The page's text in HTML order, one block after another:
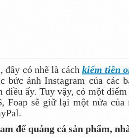
đây có nhẽ là cáchkiếm tiền
bức ảnh Instagram của các
điều ấy. Tuy vậy, có một
Foap sẽ giữ lại một nửa
để quảng cá sản phẩm,